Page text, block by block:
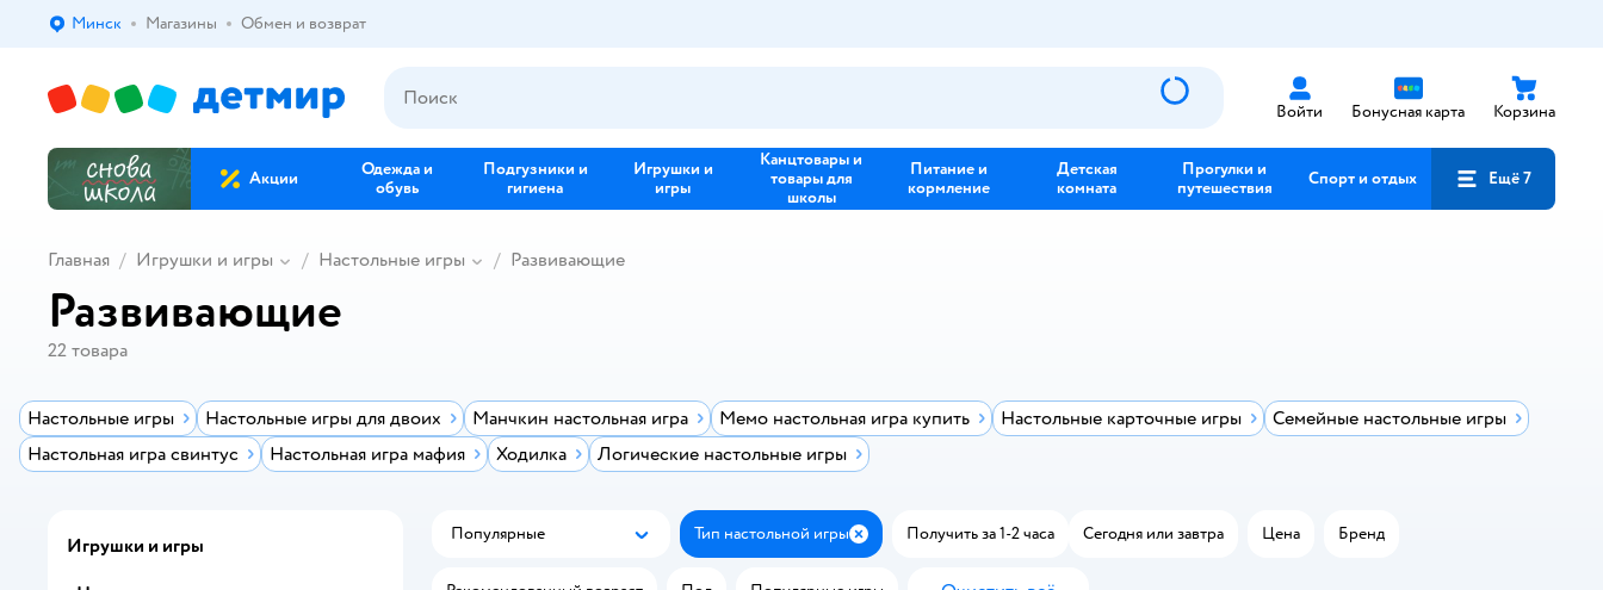
Выбор адреса доставки.
Минск Магазины Обмен и возврат
Войти Бонусная карта Корзина
Акции
Одежда и
обувь
Подгузники и
гигиена
Игрушки и
игры
Канцтовары и
товары для
школы
Питание и
кормление
Детская
комната
Прогулки и
путешествия
Спорт и отдых Ещё 7
Главная Игрушки и игры Настольные игры Развивающие
Развивающие
22 товара
Настольные игры Настольные игры для двоих Манчкин настольная игра Мемо настольная игра купить Настольные карточные игры
Семейные настольные игры
Настольная игра свинтус
Настольная игра мафия Ходилка Логические настольные игры
Популярные
Популярные Тип настольной игры ЗакрытьПолучить за 1-2 часа Сегодня или завтра Цена Бренд
Игрушки и игры